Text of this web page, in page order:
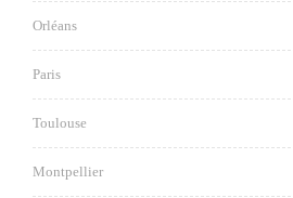
Orléans
Paris
Toulouse
Montpellier